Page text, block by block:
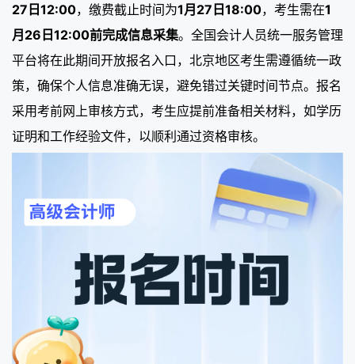
27日12:00，缴费截止时间为1月27日18:00，考生需在1
月26日12:00前完成信息采集。全国会计人员统一服务管理
平台将在此期间开放报名入口，北京地区考生需遵循统一政
策，确保个人信息准确无误，避免错过关键时间节点。报名
采用考前网上审核方式，考生应提前准备相关材料，如学历
证明和工作经验文件，以顺利通过资格审核。